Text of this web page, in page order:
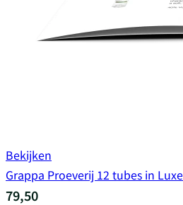
Bekijken
Grappa Proeverij 12 tubes in
79,50